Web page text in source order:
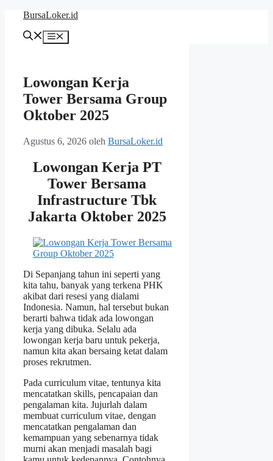
Langsung
BursaLoker.id
Menu
Lowongan Kerja
Tower Bersama Group
Oktober 2025
Agustus 6, 2026 oleh BursaLoker.id
Lowongan Kerja PT
Tower Bersama
Infrastructure Tbk
Jakarta Oktober 2025
Di Sepanjang tahun ini seperti yang
kita tahu, banyak yang terkena PHK
akibat dari resesi yang dialami
Indonesia. Namun, hal tersebut bukan
berarti bahwa tidak ada lowongan
kerja yang dibuka. Selalu ada
lowongan kerja baru untuk pekerja,
namun kita akan bersaing ketat dalam
proses rekrutmen.
Pada curriculum vitae, tentunya kita
mencatatkan skills, pencapaian dan
pengalaman kita. Jujurlah dalam
membuat curriculum vitae, dengan
mencatatkan pengalaman dan
kemampuan yang sebenarnya tidak
murni akan menjadi masalah bagi